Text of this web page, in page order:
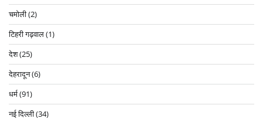
चमोली(2)
टिहरी गढ़वाल(1)
देश(25)
देहरादून(6)
धर्म(91)
नई दिल्ली(34)